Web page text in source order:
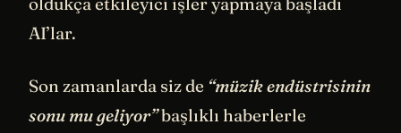
AI’lar.
Son zamanlarda siz de “müzik endüstrisinin
sonu mu geliyor”başlıklı haberlerle